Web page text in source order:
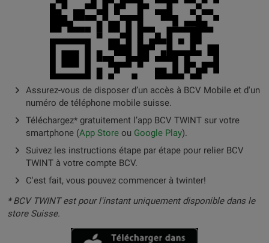
Assurez-vous de disposer d’un accès à BCV Mobile et d'un
numéro de téléphone mobile suisse.
Téléchargez* gratuitement l’app BCV TWINT sur votre
smartphone (App Store ou Google Play).
Suivez les instructions étape par étape pour relier BCV
TWINT à votre compte BCV.
C'est fait, vous pouvez commencer à twinter!
* BCV TWINT est pour l'instant uniquement disponible dans le
store Suisse.